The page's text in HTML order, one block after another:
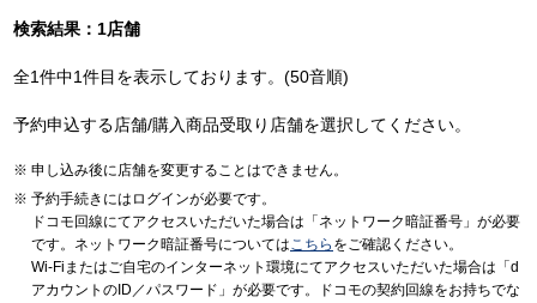
検索結果：1店舗
全1件中1件目を表示しております。(50音順)
予約申込する店舗/購入商品受取り店舗を選択してください。
申し込み後に店舗を変更することはできません。
予約手続きにはログインが必要です。
ドコモ回線にてアクセスいただいた場合は「ネットワーク暗証番号」が必要
です。ネットワーク暗証番号についてはこちら をご確認ください。
Wi-Fiまたはご自宅のインターネット環境にてアクセスいただいた場合は「d
アカウントのID／パスワード」が必要です。ドコモの契約回線をお持ちでな